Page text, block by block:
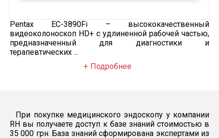
Pentax EC-3890Fi – высококачественный
видеоколоноскоп HD+ с удлиненной рабочей частью,
предназначенный для диагностики и
терапевтических ...
Подробнее
При покупке медицинского эндоскопу у компании
RH вы получаете доступ к базе знаний стоимостью в
35 000 грн. База знаний сформирована экспертами из